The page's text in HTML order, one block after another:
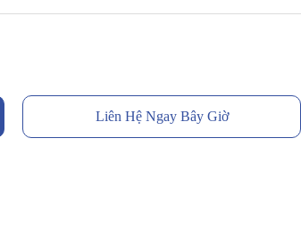
Liên Hệ Ngay Bây Giờ